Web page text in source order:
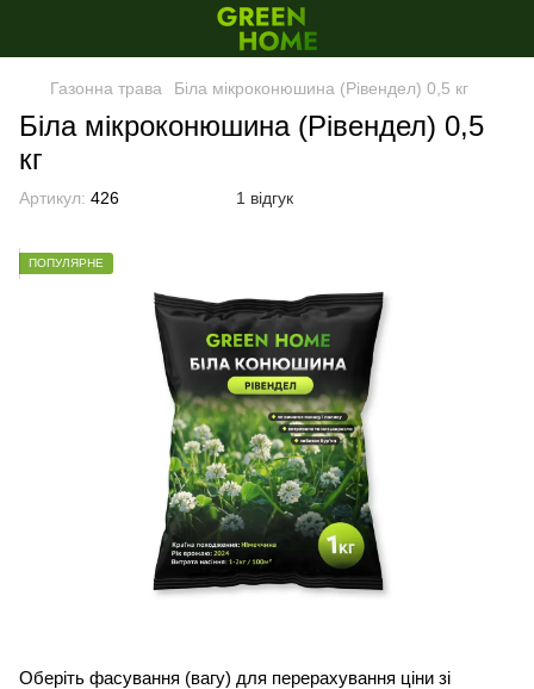
Газонна трава Біла мікроконюшина (Рівендел) 0,5 кг
Біла мікроконюшина (Рівендел) 0,5
кг
Артикул: 426 1 відгук
ПОПУЛЯРНЕ
Оберіть фасування (вагу) для перерахування ціни зі